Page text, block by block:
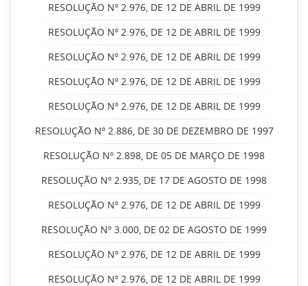
RESOLUÇÃO Nº 2.976, DE 12 DE ABRIL DE 1999
RESOLUÇÃO Nº 2.976, DE 12 DE ABRIL DE 1999
RESOLUÇÃO Nº 2.976, DE 12 DE ABRIL DE 1999
RESOLUÇÃO Nº 2.976, DE 12 DE ABRIL DE 1999
RESOLUÇÃO Nº 2.976, DE 12 DE ABRIL DE 1999
RESOLUÇÃO Nº 2.886, DE 30 DE DEZEMBRO DE 1997
RESOLUÇÃO Nº 2.898, DE 05 DE MARÇO DE 1998
RESOLUÇÃO Nº 2.935, DE 17 DE AGOSTO DE 1998
RESOLUÇÃO Nº 2.976, DE 12 DE ABRIL DE 1999
RESOLUÇÃO Nº 3.000, DE 02 DE AGOSTO DE 1999
RESOLUÇÃO Nº 2.976, DE 12 DE ABRIL DE 1999
RESOLUÇÃO Nº 2.976, DE 12 DE ABRIL DE 1999